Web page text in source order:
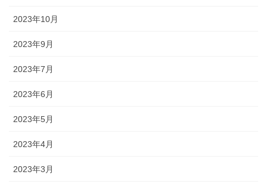
2023年10月
2023年9月
2023年7月
2023年6月
2023年5月
2023年4月
2023年3月